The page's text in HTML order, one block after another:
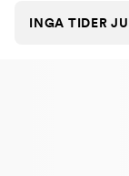
INGA TIDER